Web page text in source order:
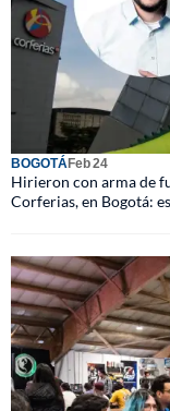
BOGOTÁFeb 24
Hirieron con arma de
Corferias, en Bogotá: